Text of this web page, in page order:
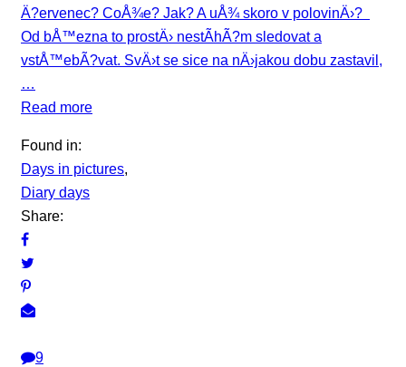
Ä?ervenec? CoÅ¾e? Jak? A uÅ¾ skoro v polovinÄ›?
Od bÅ™ezna to prostÄ› nestÃ­hÃ?m sledovat a
vstÅ™ebÃ?vat. SvÄ›t se sice na nÄ›jakou dobu zastavil,
…
Read more
Found in:
Days in pictures,
Diary days
Share:
9